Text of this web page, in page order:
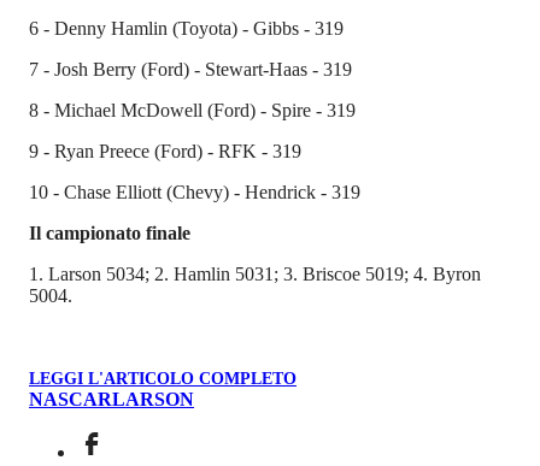
6 - Denny Hamlin (Toyota) - Gibbs - 319
7 - Josh Berry (Ford) - Stewart-Haas - 319
8 - Michael McDowell (Ford) - Spire - 319
9 - Ryan Preece (Ford) - RFK - 319
10 - Chase Elliott (Chevy) - Hendrick - 319
Il campionato finale
1. Larson 5034; 2. Hamlin 5031; 3. Briscoe 5019; 4. Byron
5004.
LEGGI L'ARTICOLO COMPLETO
NASCARLARSON